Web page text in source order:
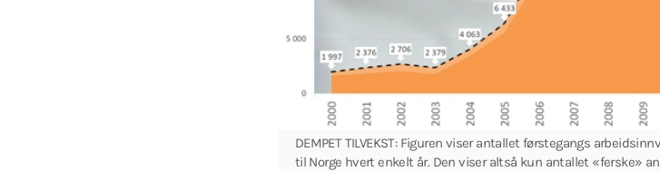
DEMPET TILVEKST: Figuren viser antallet førstegangs
til Norge hvert enkelt år. Den viser altså kun antallet «ferske»